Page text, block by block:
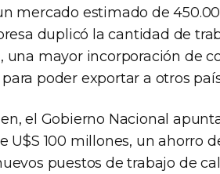
mercado estimado de
duplicó la cantidad de
mayor incorporación de
poder exportar a otros
el Gobierno Nacional
U$S 100 millones, un ahorro
puestos de trabajo de